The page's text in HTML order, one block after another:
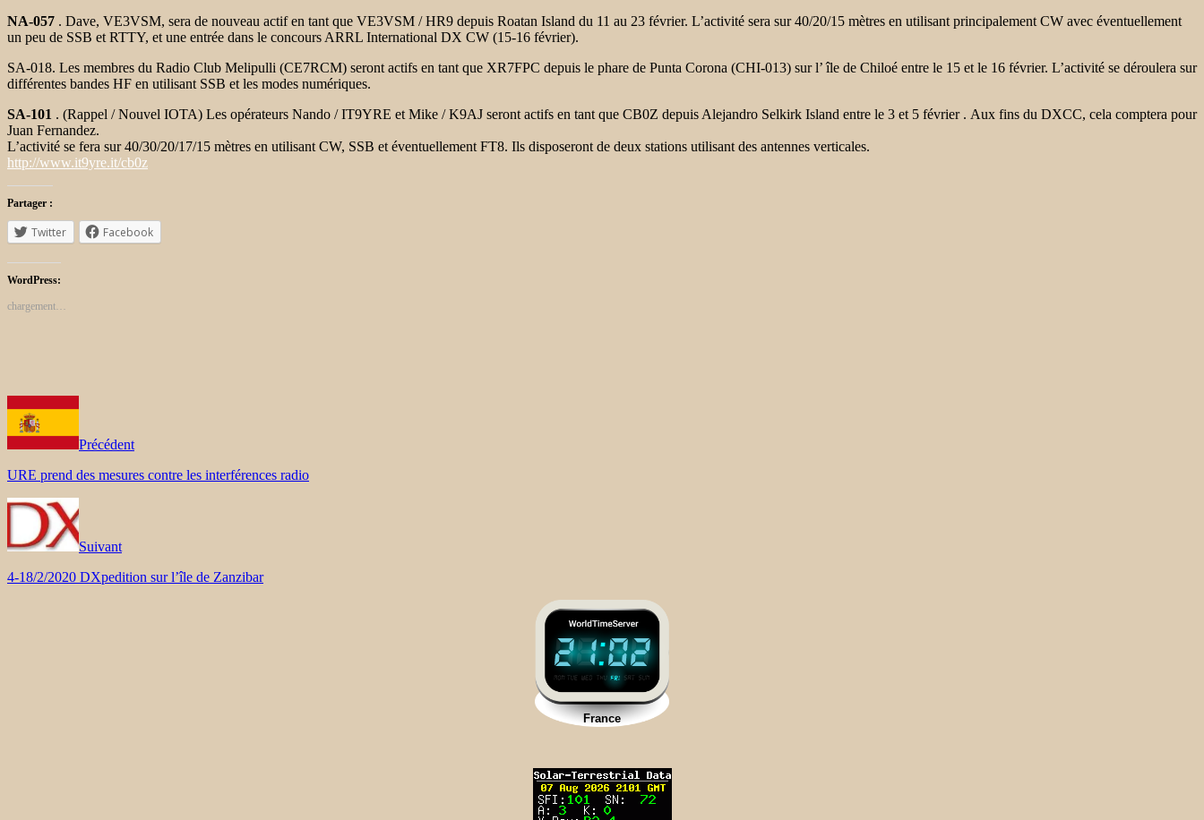
NA-057 . Dave, VE3VSM, sera de nouveau actif en tant que VE3VSM / HR9 depuis Roatan Island du 11 au 23 février. L’activité sera sur 40/20/15 mètres en utilisant principalement CW avec éventuellement
un peu de SSB et RTTY, et une entrée dans le concours ARRL International DX CW (15-16 février).
SA-018. Les membres du Radio Club Melipulli (CE7RCM) seront actifs en tant que XR7FPC depuis le phare de Punta Corona (CHI-013) sur l’île de Chiloé entre le 15 et le 16 février. L’activité se déroulera sur
différentes bandes HF en utilisant SSB et les modes numériques.
SA-101 . (Rappel / Nouvel IOTA) Les opérateurs Nando / IT9YRE et Mike / K9AJ seront actifs en tant que CB0Z depuis Alejandro Selkirk Island entre le 3 et 5 février . Aux fins du DXCC, cela comptera pour
Juan Fernandez.
L’activité se fera sur 40/30/20/17/15 mètres en utilisant CW, SSB et éventuellement FT8. Ils disposeront de deux stations utilisant des antennes verticales.
http://www.it9yre.it/cb0z
Partager :
Twitter Facebook
WordPress:
chargement…
Précédent
URE prend des mesures contre les interférences radio
Suivant
4-18/2/2020 DXpedition sur l’île de Zanzibar